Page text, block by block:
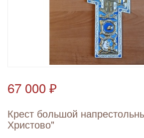
67 000 ₽
Крест большой
Христово"